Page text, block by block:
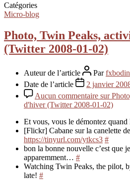
Catégories
Micro-blog
Photo, Twin Peaks,
(Twitter 2008-01-02)
Auteur de l’article Parfxbodin
Date de l’article
2 janvier
Aucun commentaire sur
d'hiver (Twitter 2008-01-02)
Et vous, vous le démontez quand
[Flickr] Cabane sur la canelette
https://tinyurl.com/ytkcs3 #
bon la bonne nouvelle c’est que
apparemment… #
Watching Twin Peaks, the pilot,
late! #